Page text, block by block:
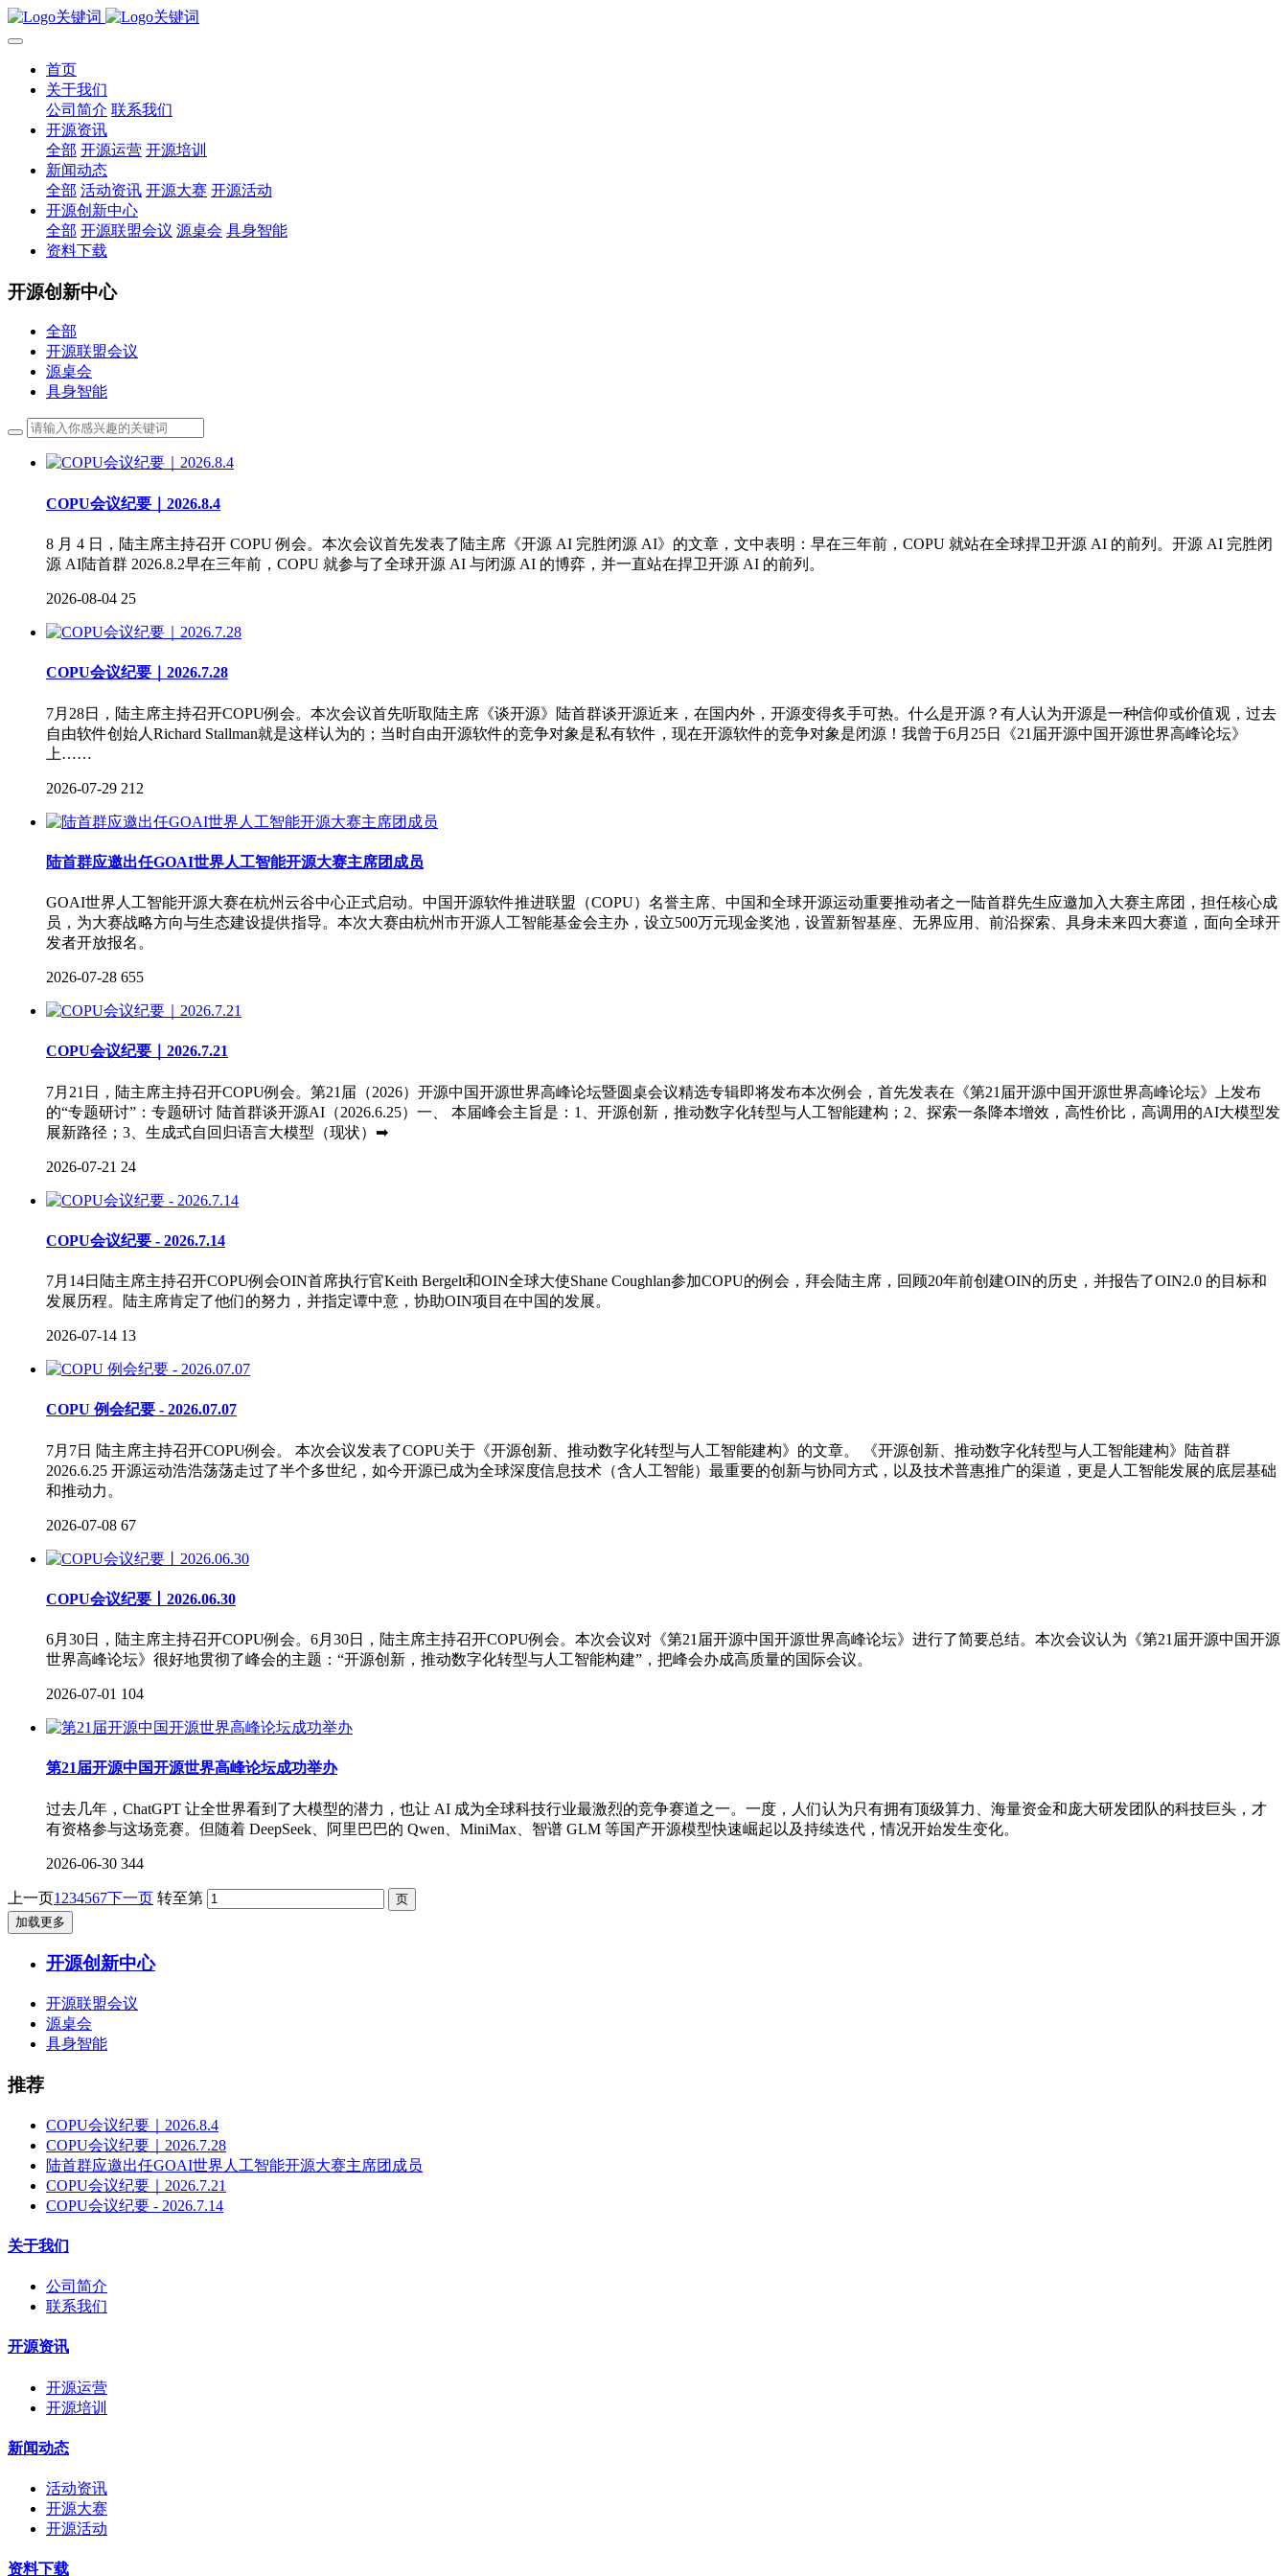
首页
关于我们
公司简介 联系我们
开源资讯
全部 开源运营 开源培训
新闻动态
全部 活动资讯 开源大赛 开源活动
开源创新中心
全部 开源联盟会议 源桌会 具身智能
资料下载
开源创新中心
全部
开源联盟会议
源桌会
具身智能
COPU会议纪要｜2026.8.4
8 月 4 日，陆主席主持召开 COPU 例会。本次会议首先发表了陆主席《开源 AI 完胜闭源 AI》的文章，文中表明：早在三年前，COPU 就站在全球捍卫开源 AI 的前列。开源 AI 完胜闭
源 AI陆首群 2026.8.2早在三年前，COPU 就参与了全球开源 AI 与闭源 AI 的博弈，并一直站在捍卫开源 AI 的前列。
2026-08-04 25
COPU会议纪要｜2026.7.28
7月28日，陆主席主持召开COPU例会。本次会议首先听取陆主席《谈开源》陆首群谈开源近来，在国内外，开源变得炙手可热。什么是开源？有人认为开源是一种信仰或价值观，过去
自由软件创始人Richard Stallman就是这样认为的；当时自由开源软件的竞争对象是私有软件，现在开源软件的竞争对象是闭源！我曾于6月25日《21届开源中国开源世界高峰论坛》
上……
2026-07-29 212
陆首群应邀出任GOAI世界人工智能开源大赛主席团成员
GOAI世界人工智能开源大赛在杭州云谷中心正式启动。中国开源软件推进联盟（COPU）名誉主席、中国和全球开源运动重要推动者之一陆首群先生应邀加入大赛主席团，担任核心成
员，为大赛战略方向与生态建设提供指导。本次大赛由杭州市开源人工智能基金会主办，设立500万元现金奖池，设置新智基座、无界应用、前沿探索、具身未来四大赛道，面向全球开
发者开放报名。
2026-07-28 655
COPU会议纪要｜2026.7.21
7月21日，陆主席主持召开COPU例会。第21届（2026）开源中国开源世界高峰论坛暨圆桌会议精选专辑即将发布本次例会，首先发表在《第21届开源中国开源世界高峰论坛》上发布
的“专题研讨”：专题研讨 陆首群谈开源AI（2026.6.25）一、 本届峰会主旨是：1、开源创新，推动数字化转型与人工智能建构；2、探索一条降本增效，高性价比，高调用的AI大模型发
展新路径；3、生成式自回归语言大模型（现状）➡
2026-07-21 24
COPU会议纪要 - 2026.7.14
7月14日陆主席主持召开COPU例会OIN首席执行官Keith Bergelt和OIN全球大使Shane Coughlan参加COPU的例会，拜会陆主席，回顾20年前创建OIN的历史，并报告了OIN2.0 的目标和
发展历程。陆主席肯定了他们的努力，并指定谭中意，协助OIN项目在中国的发展。
2026-07-14 13
COPU 例会纪要 - 2026.07.07
7⽉7⽇ 陆主席主持召开COPU例会。 本次会议发表了COPU关于《开源创新、推动数字化转型与⼈⼯智能建构》的⽂章。 《开源创新、推动数字化转型与人工智能建构》陆首群
2026.6.25 开源运动浩浩荡荡走过了半个多世纪，如今开源已成为全球深度信息技术（含人工智能）最重要的创新与协同方式，以及技术普惠推广的渠道，更是人工智能发展的底层基础
和推动力。
2026-07-08 67
COPU会议纪要丨2026.06.30
6月30日，陆主席主持召开COPU例会。6月30日，陆主席主持召开COPU例会。本次会议对《第21届开源中国开源世界高峰论坛》进行了简要总结。本次会议认为《第21届开源中国开源
世界高峰论坛》很好地贯彻了峰会的主题：“开源创新，推动数字化转型与人工智能构建”，把峰会办成高质量的国际会议。
2026-07-01 104
第21届开源中国开源世界高峰论坛成功举办
过去几年，ChatGPT 让全世界看到了大模型的潜力，也让 AI 成为全球科技行业最激烈的竞争赛道之一。一度，人们认为只有拥有顶级算力、海量资金和庞大研发团队的科技巨头，才
有资格参与这场竞赛。但随着 DeepSeek、阿里巴巴的 Qwen、MiniMax、智谱 GLM 等国产开源模型快速崛起以及持续迭代，情况开始发生变化。
2026-06-30 344
上一页1 234567下一页 转至第
加载更多
开源创新中心
开源联盟会议
源桌会
具身智能
推荐
COPU会议纪要｜2026.8.4
COPU会议纪要｜2026.7.28
陆首群应邀出任GOAI世界人工智能开源大赛主席团成员
COPU会议纪要｜2026.7.21
COPU会议纪要 - 2026.7.14
关于我们
公司简介
联系我们
开源资讯
开源运营
开源培训
新闻动态
活动资讯
开源大赛
开源活动
资料下载